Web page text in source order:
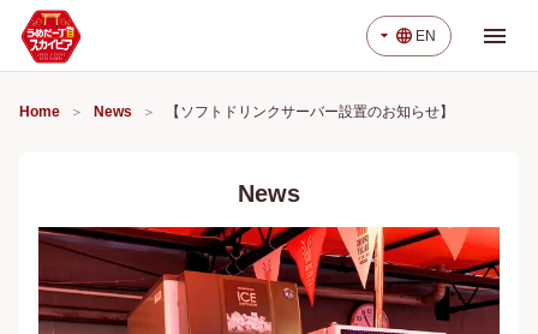
arrow_drop_down language EN menu
Home News 【ソフトドリンクサーバー設置のお知らせ】
News